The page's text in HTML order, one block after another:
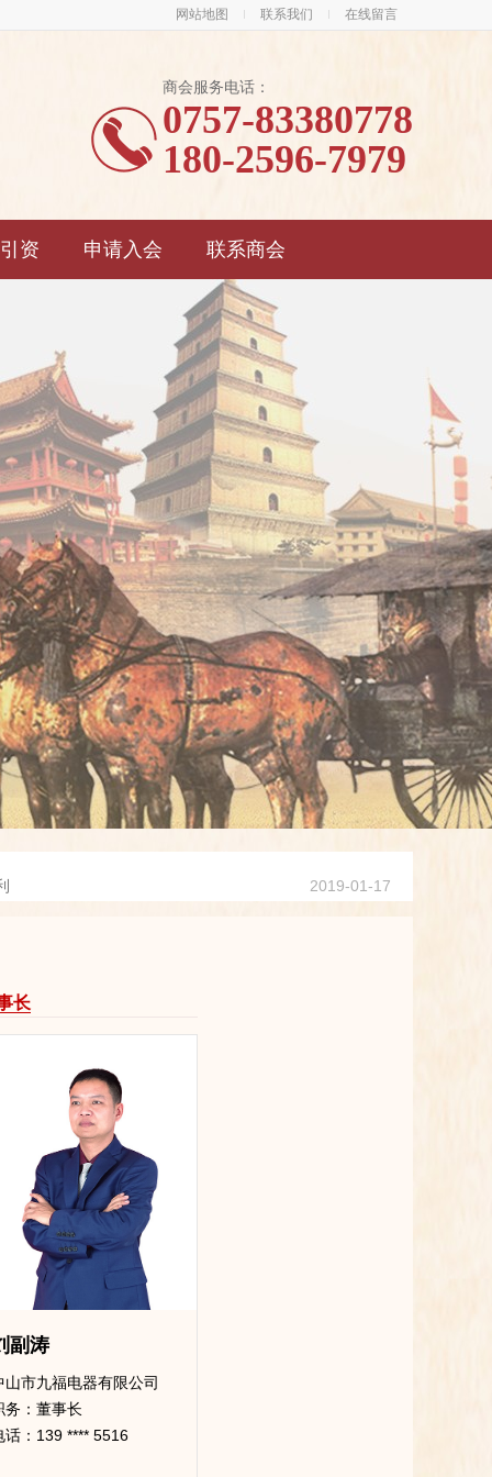
网站地图 联系我们 在线留言
商会服务电话：
0757-83380778
180-2596-7979
资 申请入会 联系商会
2019-01-17
员，必须具备下列条件
长
副涛
山市九福电器有限公司
务：董事长
话：139 **** 5516